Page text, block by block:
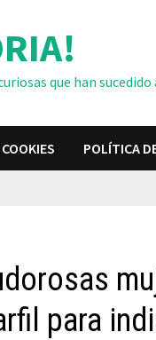
que han
POLÍTICA
para